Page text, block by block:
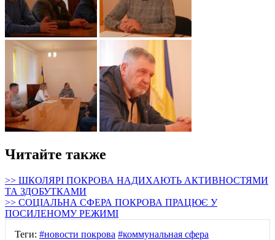
Читайте также
>> ШКОЛЯРІ ПОКРОВА НАДИХАЮТЬ АКТИВНОСТЯМИ
ТА ЗДОБУТКАМИ
>> СОЦІАЛЬНА СФЕРА ПОКРОВА ПРАЦЮЄ У
ПОСИЛЕНОМУ РЕЖИМІ
Теги: #новости покрова #коммунальная сфера